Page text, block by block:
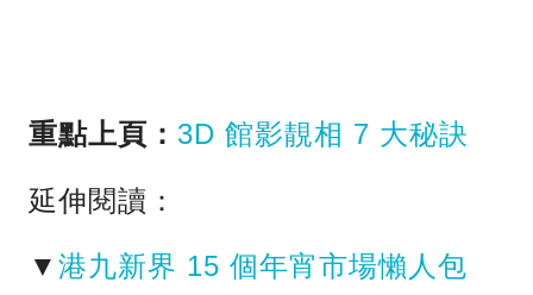
重點上頁： 3D 館影靚相 7 大秘訣
延伸閱讀：
▼ 港九新界 15 個年宵市場懶人包